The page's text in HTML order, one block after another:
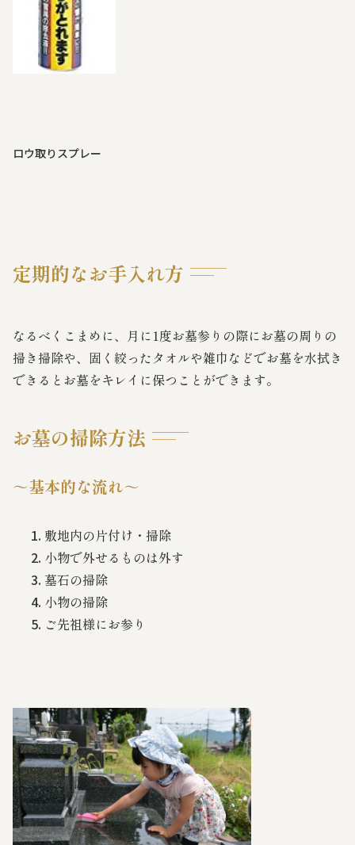
ロウ取りスプレー
定期的なお手入れ方
なるべくこまめに、月に1度お墓参りの際にお墓の周りの
掃き掃除や、固く絞ったタオルや雑巾などでお墓を水拭き
できるとお墓をキレイに保つことができます。
お墓の掃除方法
～基本的な流れ～
敷地内の片付け・掃除
小物で外せるものは外す
墓石の掃除
小物の掃除
ご先祖様にお参り